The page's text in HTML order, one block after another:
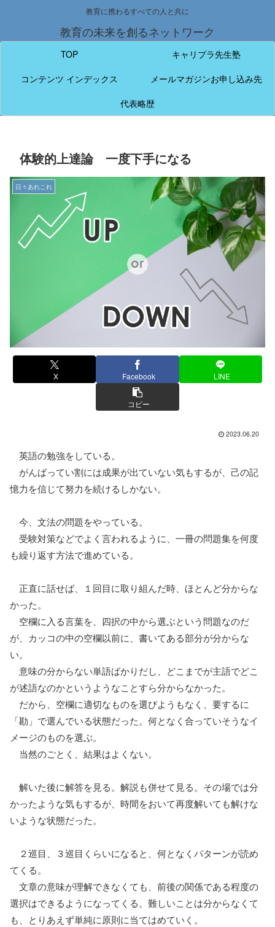
教育に携わるすべての人と共に
教育の未来を創るネットワーク
TOP
キャリプラ先生塾
コンテンツ インデックス
メールマガジンお申し込み先
代表略歴
体験的上達論 一度下手になる
日々あれこれ
X Facebook LINE
コピー
2023.06.20
英語の勉強をしている。
がんばってい割には成果が出ていない気もするが、己の記
憶力を信じて努力を続けるしかない。
今、文法の問題をやっている。
受験対策などでよく言われるように、一冊の問題集を何度
も繰り返す方法で進めている。
正直に話せば、１回目に取り組んだ時、ほとんど分からな
かった。
空欄に入る言葉を、四択の中から選ぶという問題なのだ
が、カッコの中の空欄以前に、書いてある部分が分からな
い。
意味の分からない単語ばかりだし、どこまでが主語でどこ
が述語なのかというようなことすら分からなかった。
だから、空欄に適切なものを選びようもなく、要するに
「勘」で選んでいる状態だった。何となく合っていそうなイ
メージのものを選ぶ。
当然のごとく、結果はよくない。
解いた後に解答を見る。解説も併せて見る。その場では分
かったような気もするが、時間をおいて再度解いても解けな
いような状態だった。
２巡目、３巡目くらいになると、何となくパターンが読め
てくる。
文章の意味が理解できなくても、前後の関係である程度の
選択はできるようになってくる。難しいことは分からなくて
も、とりあえず単純に原則に当てはめていく。